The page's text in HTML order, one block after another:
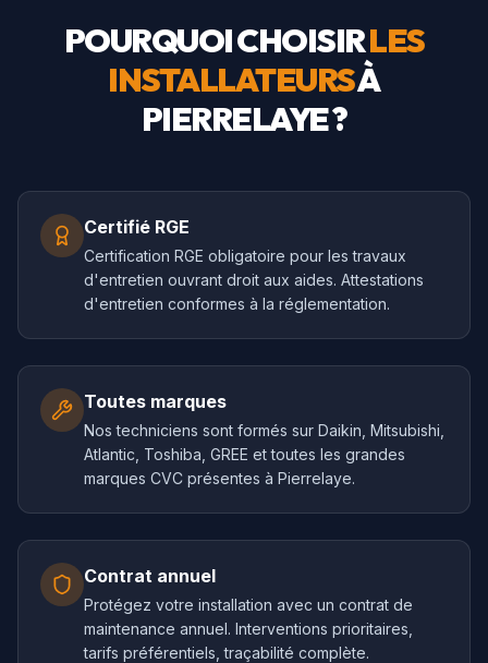
POURQUOI CHOISIRLES
INSTALLATEURSÀ
PIERRELAYE?
Certifié RGE
Certification RGE obligatoire pour les travaux
d'entretien ouvrant droit aux aides. Attestations
d'entretien conformes à la réglementation.
Toutes marques
Nos techniciens sont formés sur Daikin, Mitsubishi,
Atlantic, Toshiba, GREE et toutes les grandes
marques CVC présentes à Pierrelaye.
Contrat annuel
Protégez votre installation avec un contrat de
maintenance annuel. Interventions prioritaires,
tarifs préférentiels, traçabilité complète.